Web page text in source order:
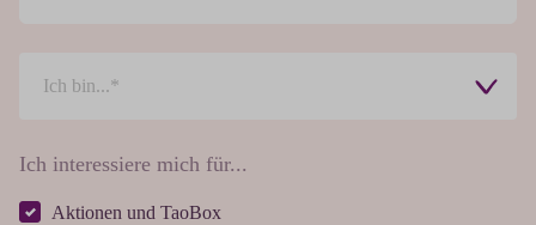
Ich interessiere mich für...
Aktionen und TaoBox